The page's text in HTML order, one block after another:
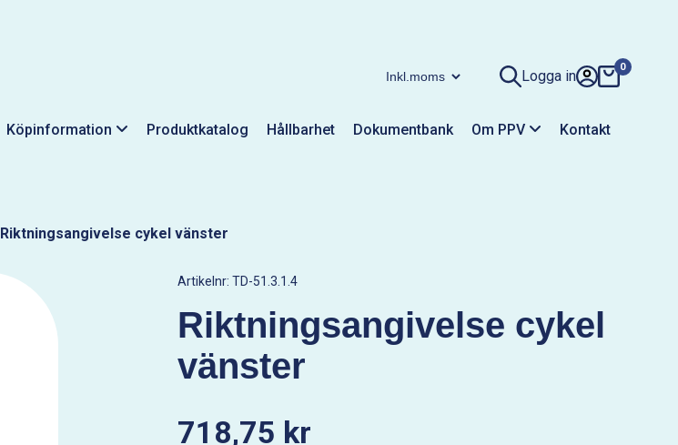
Logga in
0
Köpinformation Produktkatalog Hållbarhet Dokumentbank Om PPV Kontakt
Riktningsangivelse cykel vänster
Artikelnr: TD-51.3.1.4
Riktningsangivelse cykel
vänster
718,75 kr